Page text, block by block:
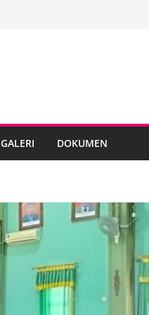
GALERI DOKUMEN